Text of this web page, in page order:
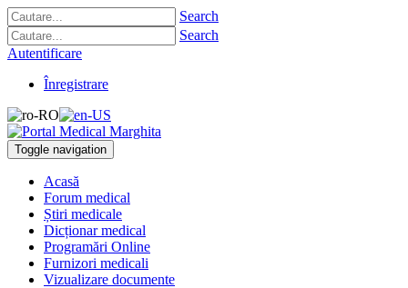
Search
Search
Autentificare
Înregistrare
Toggle navigation
Acasă
Forum medical
Știri medicale
Dicționar medical
Programări Online
Furnizori medicali
Vizualizare documente